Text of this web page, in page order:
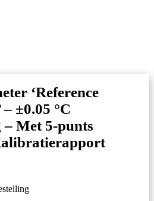
‘Reference
±0.05 °C
Met 5-punts